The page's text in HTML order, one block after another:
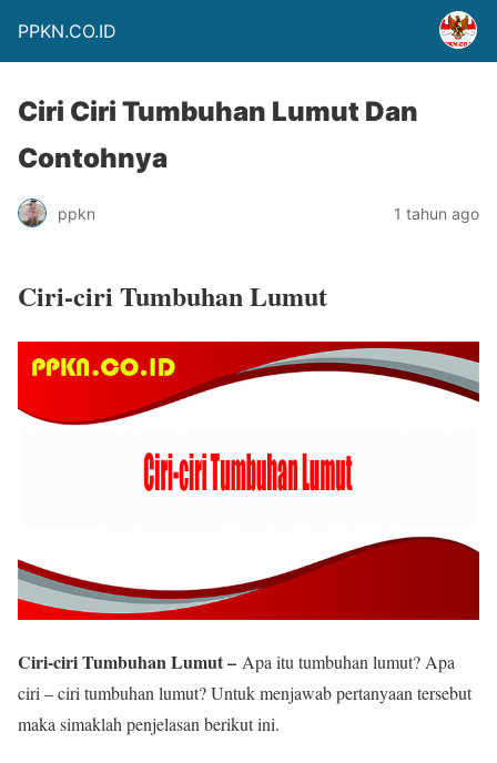
PPKN.CO.ID
Ciri Ciri Tumbuhan Lumut Dan
Contohnya
ppkn 1 tahun ago
Ciri-ciri Tumbuhan Lumut
Ciri-ciri Tumbuhan Lumut – Apa itu tumbuhan lumut? Apa
ciri – ciri tumbuhan lumut? Untuk menjawab pertanyaan tersebut
maka simaklah penjelasan berikut ini.